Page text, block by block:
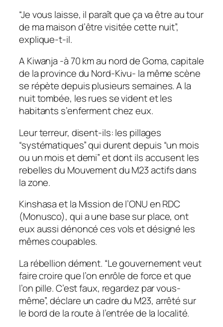
“Je vous laisse, il paraît que ça va être au tour
de ma maison d’être visitée cette nuit”,
explique-t-il.
A Kiwanja -à 70 km au nord de Goma, capitale
de la province du Nord-Kivu- la même scène
se répète depuis plusieurs semaines. A la
nuit tombée, les rues se vident et les
habitants s’enferment chez eux.
Leur terreur, disent-ils: les pillages
“systématiques” qui durent depuis “un mois
ou un mois et demi” et dont ils accusent les
rebelles du Mouvement du M23 actifs dans
la zone.
Kinshasa et la Mission de l’ONU en RDC
(Monusco), qui a une base sur place, ont
eux aussi dénoncé ces vols et désigné les
mêmes coupables.
La rébellion dément. “Le gouvernement veut
faire croire que l’on enrôle de force et que
l’on pille. C’est faux, regardez par vous-
même”, déclare un cadre du M23, arrêté sur
le bord de la route à l’entrée de la localité.